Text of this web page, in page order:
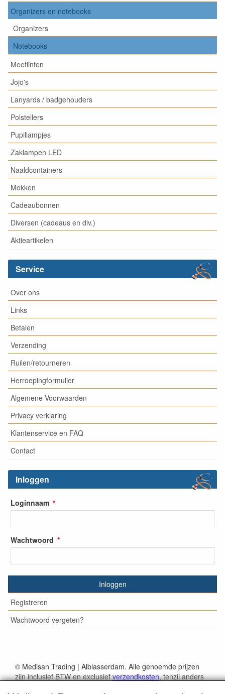
Organizers en notebooks
Organizers
Notebooks
Meetlinten
Jojo's
Lanyards / badgehouders
Polstellers
Pupillampjes
Zaklampen LED
Naaldcontainers
Mokken
Cadeaubonnen
Diversen (cadeaus en div.)
Aktieartikelen
Service
Over ons
Links
Betalen
Verzending
Ruilen/retourneren
Herroepingformulier
Algemene Voorwaarden
Privacy verklaring
Klantenservice en FAQ
Contact
Inloggen
Loginnaam
Wachtwoord
Inloggen
Registreren
Wachtwoord vergeten?
© Medisan Trading | Alblasserdam. Alle genoemde prijzen
zijn inclusief BTW en exclusiefverzendkosten, tenzij anders